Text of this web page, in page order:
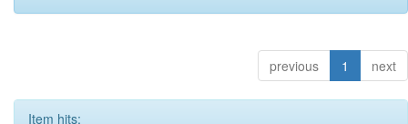
previous 1 next
Item hits: